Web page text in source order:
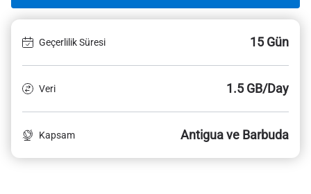
Geçerlilik Süresi 15 Gün
Veri 1.5 GB/Day
Kapsam Antigua ve Barbuda